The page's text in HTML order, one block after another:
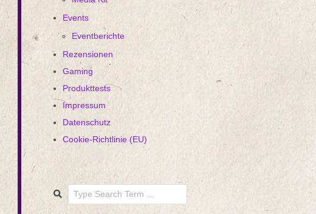
Events
Eventberichte
Rezensionen
Gaming
Produkttests
Impressum
Datenschutz
Cookie-Richtlinie (EU)
Search